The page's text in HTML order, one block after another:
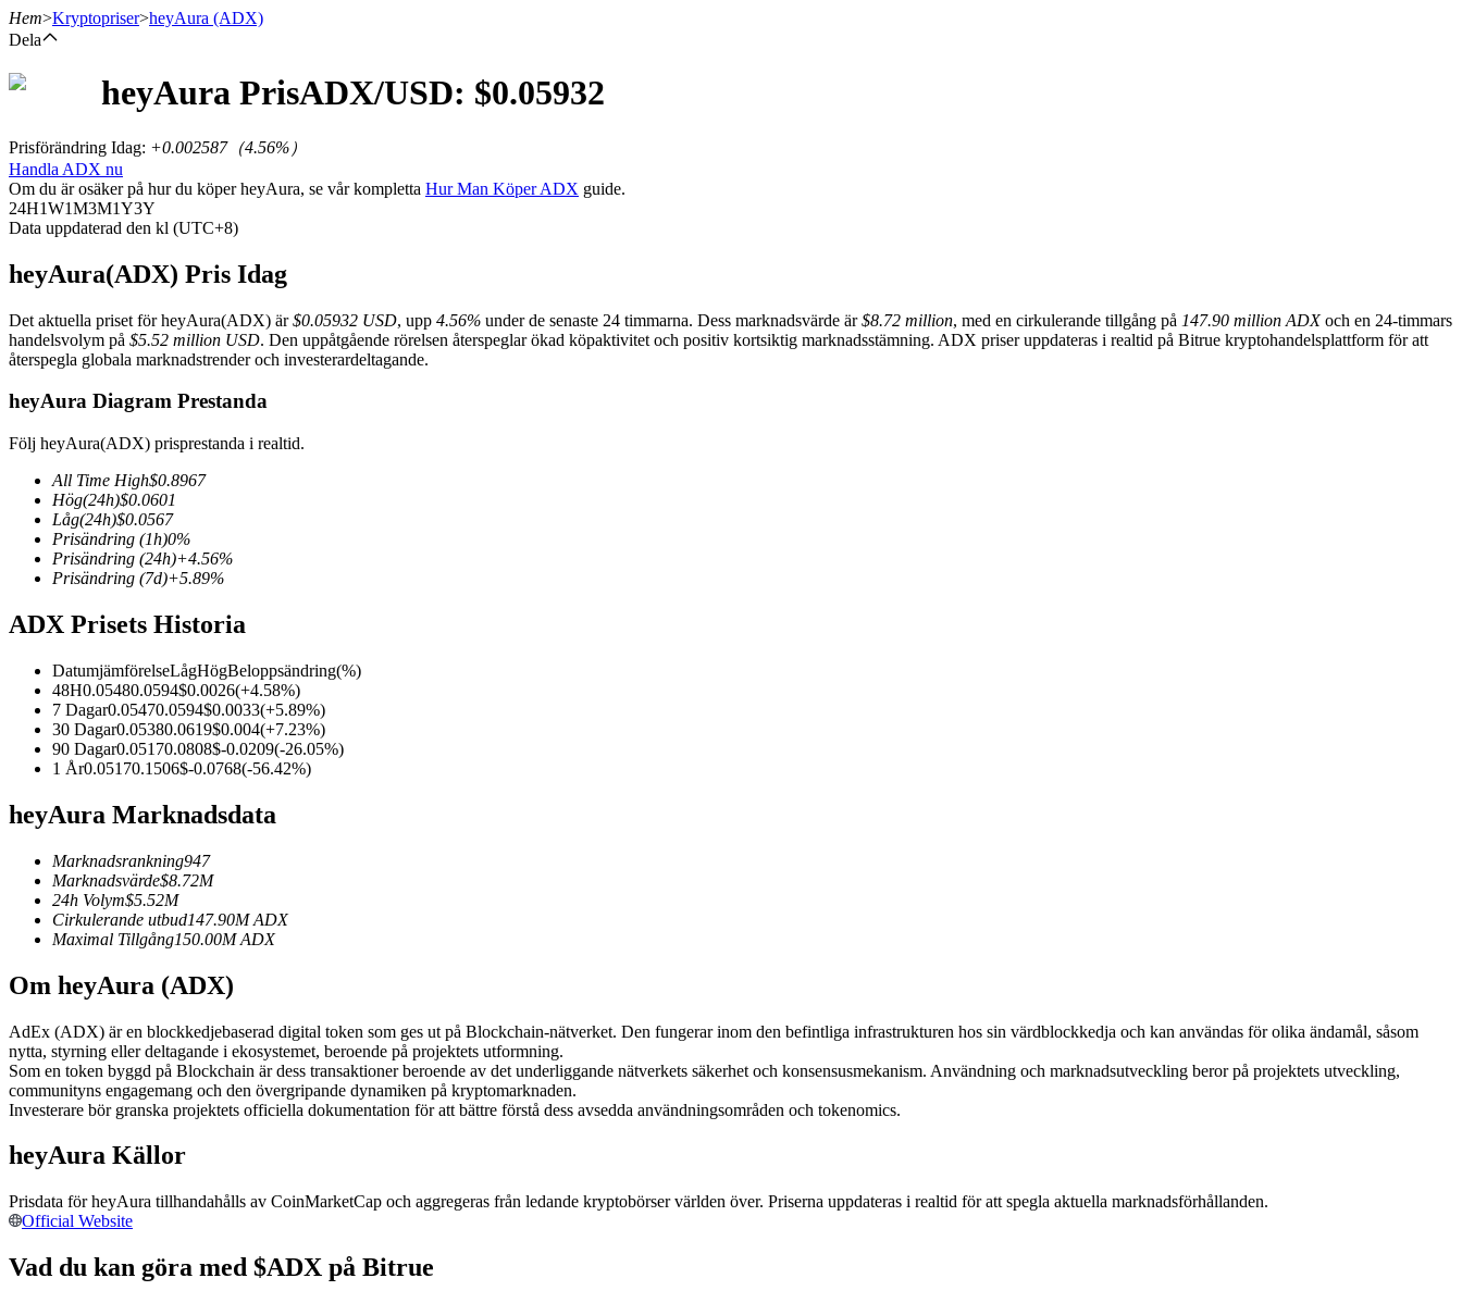
USDT Futures
Futures med USDT som säkerhet
COIN-M Futures
Futures för kryptovaluta
TradFi
Derivat för aktier, valuta, ädelmetaller och råvaror
Futures med USDC som säkerhet
Kopiera Trading
Gå med de bästa handlarna
Hem>Kryptopriser>heyAura (ADX)
Dela
heyAura PrisADX/USD: $0.05932
Prisförändring Idag: +0.002587（4.56%）
Handla ADX nu
Om du är osäker på hur du köper heyAura, se vår kompletta Hur Man Köper ADX guide.
24H1W1M3M1Y3Y
Data uppdaterad den kl (UTC+8)
heyAura(ADX) Pris Idag
Det aktuella priset för heyAura(ADX) är$0.05932 USD, upp 4.56% under de senaste 24 timmarna. Dess marknadsvärde är$8.72 million, med en cirkulerande tillgång på 147.90 million ADXoch en 24-timmars
handelsvolym på $5.52 million USD. Den uppåtgående rörelsen återspeglar ökad köpaktivitet och positiv kortsiktig marknadsstämning. ADX priser uppdateras i realtid på Bitrue kryptohandelsplattform för att
återspegla globala marknadstrender och investerardeltagande.
heyAura Diagram Prestanda
Följ heyAura(ADX) prisprestanda i realtid.
All Time High$0.8967
Hög(24h)$0.0601
Låg(24h)$0.0567
Prisändring (1h)0%
Prisändring (24h)+4.56%
Prisändring (7d)+5.89%
ADX Prisets Historia
DatumjämförelseLågHögBeloppsändring(%)
48H0.05480.0594$0.0026(+4.58%)
7 Dagar0.05470.0594$0.0033(+5.89%)
30 Dagar0.05380.0619$0.004(+7.23%)
90 Dagar0.05170.0808$-0.0209(-26.05%)
1 År0.05170.1506$-0.0768(-56.42%)
heyAura Marknadsdata
Marknadsrankning947
Marknadsvärde$8.72M
24h Volym$5.52M
Cirkulerande utbud147.90M ADX
Maximal Tillgång150.00M ADX
Om heyAura (ADX)
AdEx (ADX) är en blockkedjebaserad digital token som ges ut på Blockchain-nätverket. Den fungerar inom den befintliga infrastrukturen hos sin värdblockkedja och kan användas för olika ändamål, såsom
nytta, styrning eller deltagande i ekosystemet, beroende på projektets utformning.
Som en token byggd på Blockchain är dess transaktioner beroende av det underliggande nätverkets säkerhet och konsensusmekanism. Användning och marknadsutveckling beror på projektets utveckling,
communityns engagemang och den övergripande dynamiken på kryptomarknaden.
Investerare bör granska projektets officiella dokumentation för att bättre förstå dess avsedda användningsområden och tokenomics.
heyAura Källor
Prisdata för heyAura tillhandahålls av CoinMarketCap och aggregeras från ledande kryptobörser världen över. Priserna uppdateras i realtid för att spegla aktuella marknadsförhållanden.
Official Website
Vad du kan göra med $ADX på Bitrue